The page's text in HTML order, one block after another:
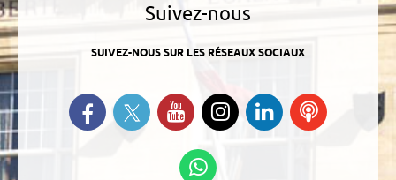
Suivez-nous
SUIVEZ-NOUS SUR LES RÉSEAUX SOCIAUX
Retrouvez-nous sur Facebook
Suivez-nous sur Twitter
Suivez-nous sur YouTube
Suivez-nous sur
Instagram
Retrouvez-
nous sur
Ecoutez